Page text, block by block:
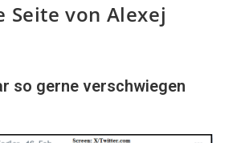
Seite von Alexej
so gerne verschwiegen